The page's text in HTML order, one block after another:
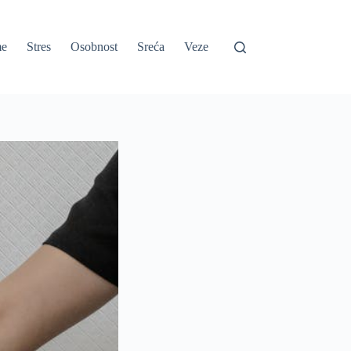
Stres Osobnost Sreća Veze